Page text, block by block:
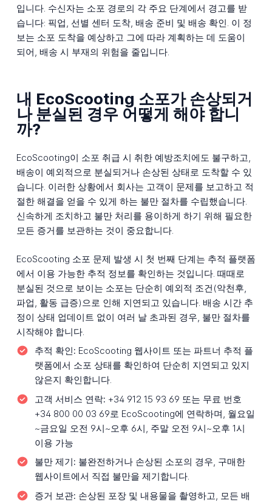
입니다. 수신자는 소포 경로의 각 주요 단계에서 경고를 받
습니다: 픽업, 선별 센터 도착, 배송 준비 및 배송 확인. 이 정
보는 소포 도착을 예상하고 그에 따라 계획하는 데 도움이
되어, 배송 시 부재의 위험을 줄입니다.
내 EcoScooting 소포가 손상되거
나 분실된 경우 어떻게 해야 합니
까?
EcoScooting이 소포 취급 시 취한 예방조치에도 불구하고,
배송이 예외적으로 분실되거나 손상된 상태로 도착할 수 있
습니다. 이러한 상황에서 회사는 고객이 문제를 보고하고 적
절한 해결을 얻을 수 있게 하는 불만 절차를 수립했습니다.
신속하게 조치하고 불만 처리를 용이하게 하기 위해 필요한
모든 증거를 보관하는 것이 중요합니다.
EcoScooting 소포 문제 발생 시 첫 번째 단계는 추적 플랫폼
에서 이용 가능한 추적 정보를 확인하는 것입니다. 때때로
분실된 것으로 보이는 소포는 단순히 예외적 조건(악천후,
파업, 활동 급증)으로 인해 지연되고 있습니다. 배송 시간 추
정이 상태 업데이트 없이 여러 날 초과된 경우, 불만 절차를
시작해야 합니다.
추적 확인: EcoScooting 웹사이트 또는 파트너 추적 플
랫폼에서 소포 상태를 확인하여 단순히 지연되고 있지
않은지 확인합니다.
고객 서비스 연락: +34 912 15 93 69 또는 무료 번호
+34 800 00 03 69로 EcoScooting에 연락하며, 월요일
~금요일 오전 9시~오후 6시, 주말 오전 9시~오후 1시
이용 가능
불만 제기: 불완전하거나 손상된 소포의 경우, 구매한
웹사이트에서 직접 불만을 제기합니다.
증거 보관: 손상된 포장 및 내용물을 촬영하고, 모든 배